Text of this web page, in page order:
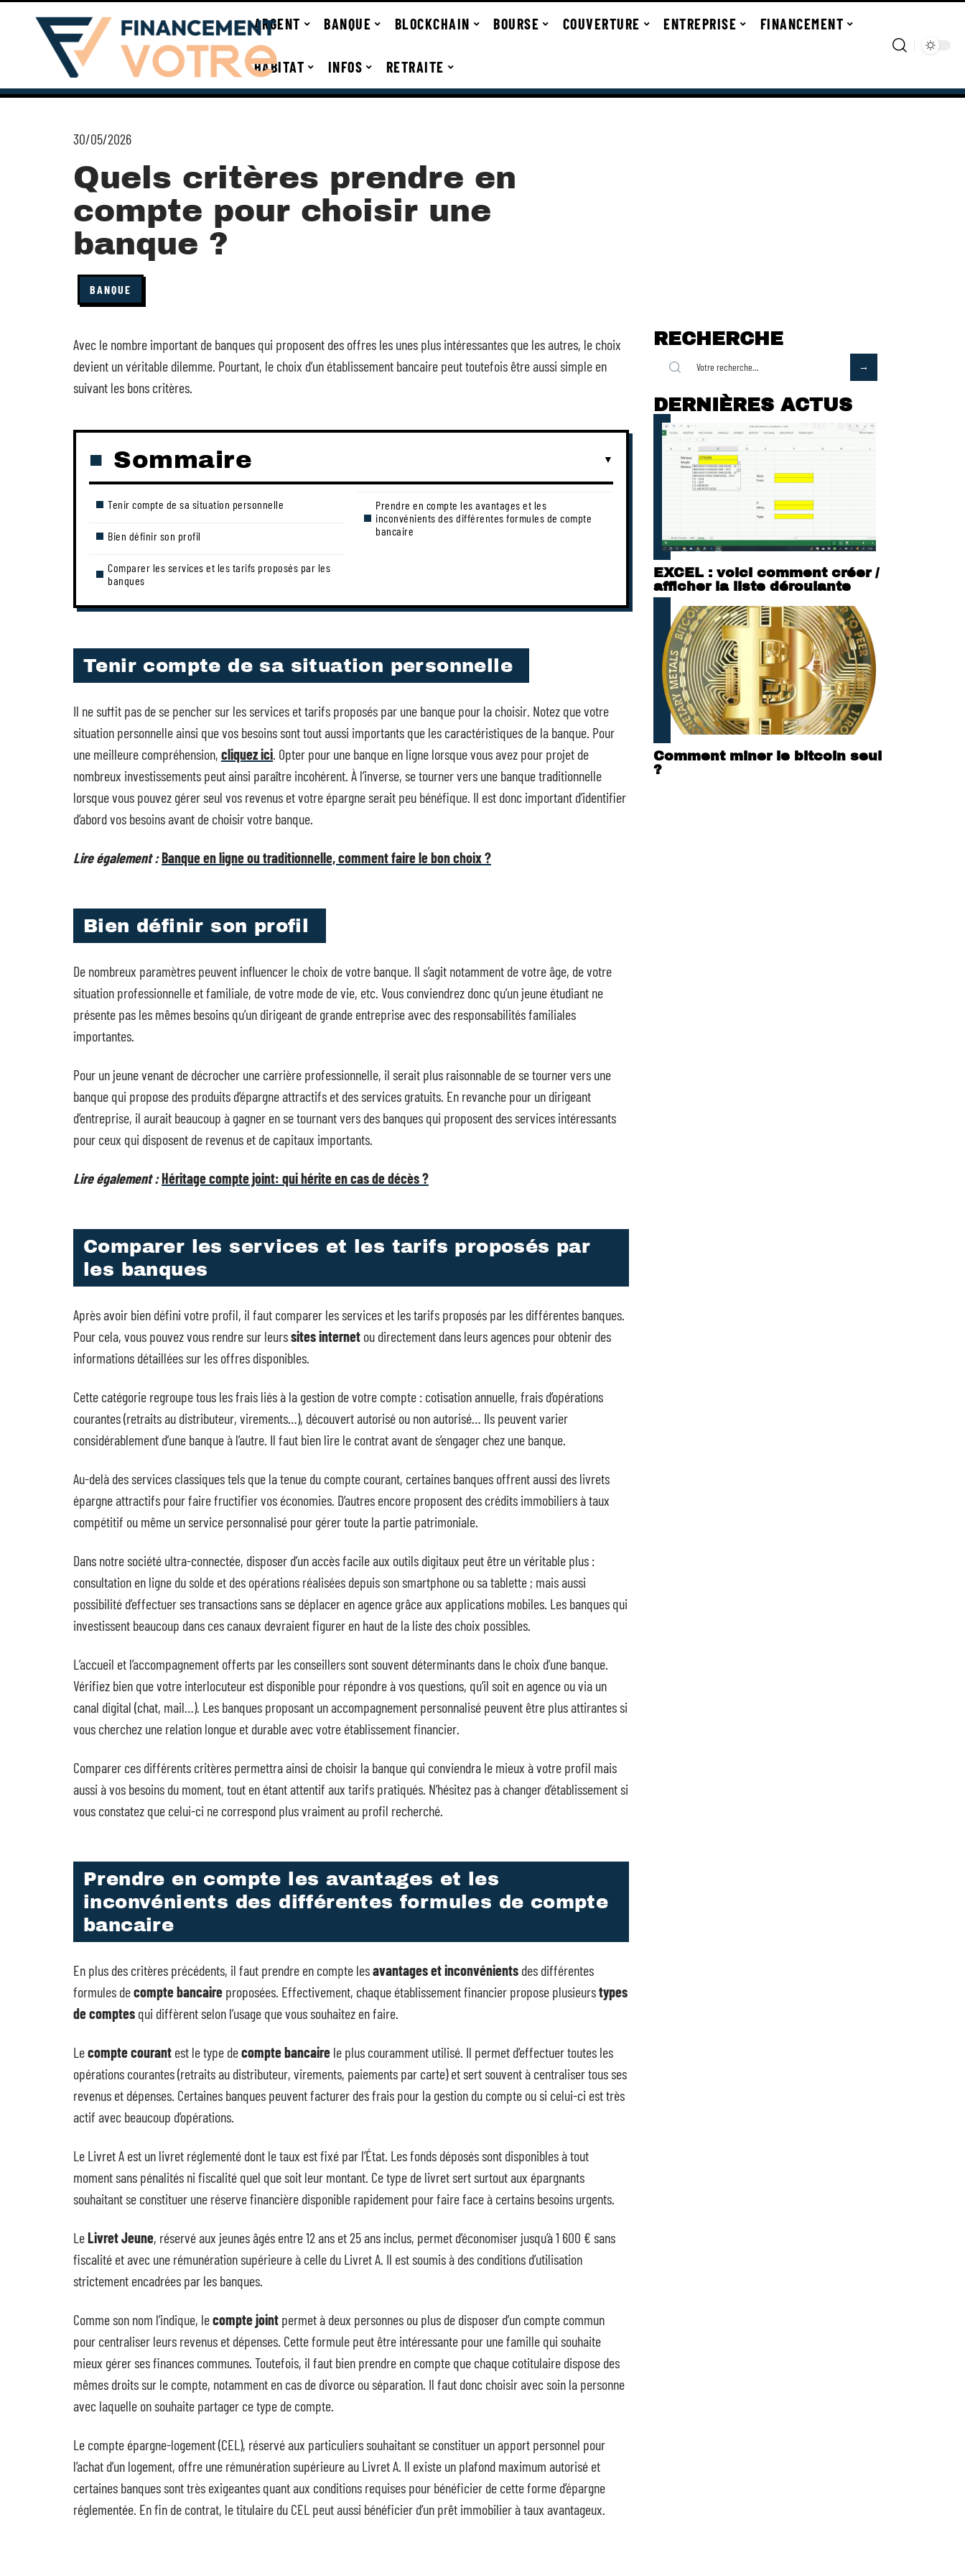
ARGENT BANQUE BLOCKCHAIN BOURSE COUVERTURE ENTREPRISE FINANCEMENT
HABITAT INFOS RETRAITE
30/05/2026
Quels critères prendre en
compte pour choisir une
banque ?
BANQUE
Avec le nombre important de banques qui proposent des offres les unes plus intéressantes que les autres, le choix
devient un véritable dilemme. Pourtant, le choix d’un établissement bancaire peut toutefois être aussi simple en
suivant les bons critères.
Sommaire
Tenir compte de sa situation personnelle
Bien définir son profil
Comparer les services et les tarifs proposés par les
banques
Prendre en compte les avantages et les
inconvénients des différentes formules de compte
bancaire
Tenir compte de sa situation personnelle
Il ne suffit pas de se pencher sur les services et tarifs proposés par une banque pour la choisir. Notez que votre
situation personnelle ainsi que vos besoins sont tout aussi importants que les caractéristiques de la banque. Pour
une meilleure compréhension, cliquez ici. Opter pour une banque en ligne lorsque vous avez pour projet de
nombreux investissements peut ainsi paraître incohérent. À l’inverse, se tourner vers une banque traditionnelle
lorsque vous pouvez gérer seul vos revenus et votre épargne serait peu bénéfique. Il est donc important d’identifier
d’abord vos besoins avant de choisir votre banque.
Lire également :Banque en ligne ou traditionnelle, comment faire le bon choix ?
Bien définir son profil
De nombreux paramètres peuvent influencer le choix de votre banque. Il s’agit notamment de votre âge, de votre
situation professionnelle et familiale, de votre mode de vie, etc. Vous conviendrez donc qu’un jeune étudiant ne
présente pas les mêmes besoins qu’un dirigeant de grande entreprise avec des responsabilités familiales
importantes.
Pour un jeune venant de décrocher une carrière professionnelle, il serait plus raisonnable de se tourner vers une
banque qui propose des produits d’épargne attractifs et des services gratuits. En revanche pour un dirigeant
d’entreprise, il aurait beaucoup à gagner en se tournant vers des banques qui proposent des services intéressants
pour ceux qui disposent de revenus et de capitaux importants.
Lire également :Héritage compte joint: qui hérite en cas de décès ?
Comparer les services et les tarifs proposés par
les banques
Après avoir bien défini votre profil, il faut comparer les services et les tarifs proposés par les différentes banques.
Pour cela, vous pouvez vous rendre sur leurssites internet ou directement dans leurs agences pour obtenir des
informations détaillées sur les offres disponibles.
Cette catégorie regroupe tous les frais liés à la gestion de votre compte : cotisation annuelle, frais d’opérations
courantes (retraits au distributeur, virements…), découvert autorisé ou non autorisé… Ils peuvent varier
considérablement d’une banque à l’autre. Il faut bien lire le contrat avant de s’engager chez une banque.
Au-delà des services classiques tels que la tenue du compte courant, certaines banques offrent aussi des livrets
épargne attractifs pour faire fructifier vos économies. D’autres encore proposent des crédits immobiliers à taux
compétitif ou même un service personnalisé pour gérer toute la partie patrimoniale.
Dans notre société ultra-connectée, disposer d’un accès facile aux outils digitaux peut être un véritable plus :
consultation en ligne du solde et des opérations réalisées depuis son smartphone ou sa tablette ; mais aussi
possibilité d’effectuer ses transactions sans se déplacer en agence grâce aux applications mobiles. Les banques qui
investissent beaucoup dans ces canaux devraient figurer en haut de la liste des choix possibles.
L’accueil et l’accompagnement offerts par les conseillers sont souvent déterminants dans le choix d’une banque.
Vérifiez bien que votre interlocuteur est disponible pour répondre à vos questions, qu’il soit en agence ou via un
canal digital (chat, mail…). Les banques proposant un accompagnement personnalisé peuvent être plus attirantes si
vous cherchez une relation longue et durable avec votre établissement financier.
Comparer ces différents critères permettra ainsi de choisir la banque qui conviendra le mieux à votre profil mais
aussi à vos besoins du moment, tout en étant attentif aux tarifs pratiqués. N’hésitez pas à changer d’établissement si
vous constatez que celui-ci ne correspond plus vraiment au profil recherché.
Prendre en compte les avantages et les
inconvénients des différentes formules de compte
bancaire
En plus des critères précédents, il faut prendre en compte lesavantages et inconvénients des différentes
formules decompte bancaire proposées. Effectivement, chaque établissement financier propose plusieurstypes
de comptes qui diffèrent selon l’usage que vous souhaitez en faire.
Lecompte courant est le type decompte bancaire le plus couramment utilisé. Il permet d’effectuer toutes les
opérations courantes (retraits au distributeur, virements, paiements par carte) et sert souvent à centraliser tous ses
revenus et dépenses. Certaines banques peuvent facturer des frais pour la gestion du compte ou si celui-ci est très
actif avec beaucoup d’opérations.
Le Livret A est un livret réglementé dont le taux est fixé par l’État. Les fonds déposés sont disponibles à tout
moment sans pénalités ni fiscalité quel que soit leur montant. Ce type de livret sert surtout aux épargnants
souhaitant se constituer une réserve financière disponible rapidement pour faire face à certains besoins urgents.
LeLivret Jeune, réservé aux jeunes âgés entre 12 ans et 25 ans inclus, permet d’économiser jusqu’à 1 600 € sans
fiscalité et avec une rémunération supérieure à celle du Livret A. Il est soumis à des conditions d’utilisation
strictement encadrées par les banques.
Comme son nom l’indique, lecompte joint permet à deux personnes ou plus de disposer d’un compte commun
pour centraliser leurs revenus et dépenses. Cette formule peut être intéressante pour une famille qui souhaite
mieux gérer ses finances communes. Toutefois, il faut bien prendre en compte que chaque cotitulaire dispose des
mêmes droits sur le compte, notamment en cas de divorce ou séparation. Il faut donc choisir avec soin la personne
avec laquelle on souhaite partager ce type de compte.
Le compte épargne-logement (CEL), réservé aux particuliers souhaitant se constituer un apport personnel pour
l’achat d’un logement, offre une rémunération supérieure au Livret A. Il existe un plafond maximum autorisé et
certaines banques sont très exigeantes quant aux conditions requises pour bénéficier de cette forme d’épargne
réglementée. En fin de contrat, le titulaire du CEL peut aussi bénéficier d’un prêt immobilier à taux avantageux.
RECHERCHE
DERNIÈRES ACTUS
EXCEL : voici comment créer /
afficher la liste déroulante
Comment miner le bitcoin seul
?